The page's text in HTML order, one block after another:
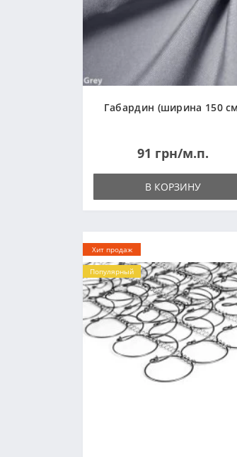
Габардин (ширина 150
91 грн/м.п.
В КОРЗИНУ
Хит продаж
Популярный